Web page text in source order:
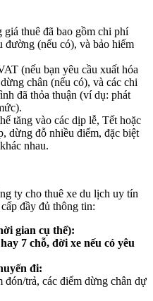
giá thuê đã bao gồm chi phí
đường (nếu có), và bảo hiểm
(nếu bạn yêu cầu xuất hóa
chân (nếu có), và các chi
đã thỏa thuận (ví dụ: phát
tăng vào các dịp lễ, Tết hoặc
dừng đỗ nhiều điểm, đặc biệt
nhau.
ty cho thuê xe du lịch uy tín
đầy đủ thông tin:
gian cụ thể):
7 chỗ, đời xe nếu có yêu
đi:
đón/trả, các điểm dừng chân dự